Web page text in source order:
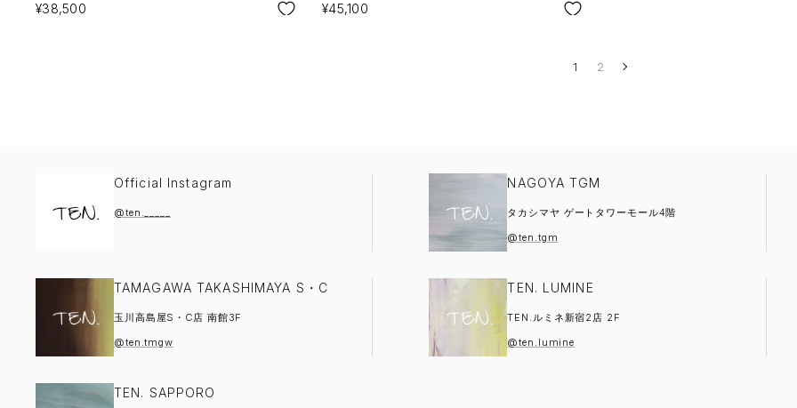
SALE
¥38,500 SALE
¥45,100
1 2
Official Instagram
@ten._____
NAGOYA TGM
タカシマヤ ゲートタワーモール4階
@ten.tgm
TAMAGAWA TAKASHIMAYA S・C
玉川高島屋S・C店 南館3F
@ten.tmgw
TEN. LUMINE
TEN.ルミネ新宿2店 2F
@ten.lumine
TEN. SAPPORO